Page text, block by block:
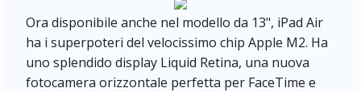
Ora disponibile anche nel modello da 13", iPad Air
ha i superpoteri del velocissimo chip Apple M2. Ha
uno splendido display Liquid Retina, una nuova
fotocamera orizzontale perfetta per FaceTime e